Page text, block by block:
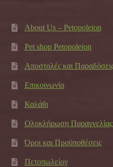
About Us – Petopoleion
Pet shop Petopoleion
Αποστολές και
Επικοινωνία
Καλάθι
Ολοκλήρωση Παραγγελίας
Όροι και Προϋποθέσεις
Πετοπωλείον